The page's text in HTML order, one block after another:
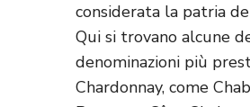
considerata la patria
Qui si trovano alcune
denominazioni più
Chardonnay, come